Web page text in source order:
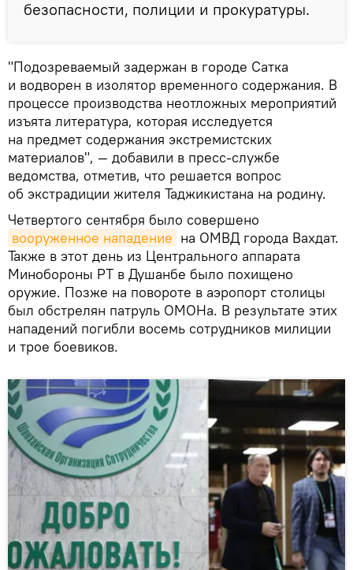
безопасности, полиции и прокуратуры.
"Подозреваемый задержан в городе Сатка
и водворен в изолятор временного содержания. В
процессе производства неотложных мероприятий
изъята литература, которая исследуется
на предмет содержания экстремистских
материалов", — добавили в пресс-службе
ведомства, отметив, что решается вопрос
об экстрадиции жителя Таджикистана на родину.
Четвертого сентября было совершено
вооруженное нападение на ОМВД города Вахдат.
Также в этот день из Центрального аппарата
Минобороны РТ в Душанбе было похищено
оружие. Позже на повороте в аэропорт столицы
был обстрелян патруль ОМОНа. В результате этих
нападений погибли восемь сотрудников милиции
и трое боевиков.